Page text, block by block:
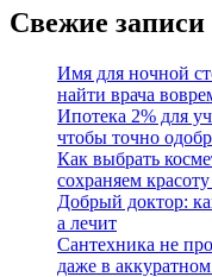
Свежие записи
Имя для ночной
найти врача
Ипотека 2% для
чтобы точно
Как выбрать
сохраняем
Добрый доктор:
а лечит
Сантехника не
даже в